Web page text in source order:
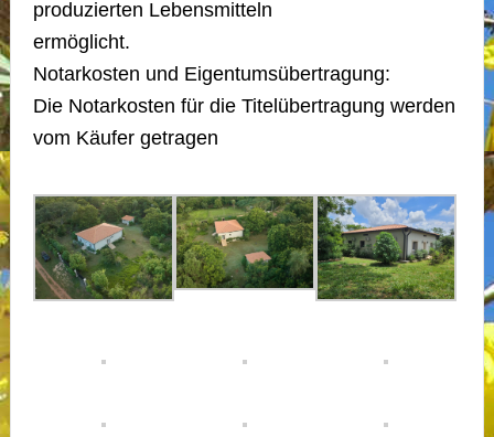
produzierten Lebensmitteln
ermöglicht.
Notarkosten und Eigentumsübertragung:
Die Notarkosten für die Titelübertragung werden
vom Käufer getragen